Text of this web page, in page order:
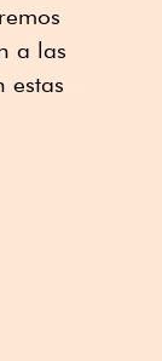
a las
estas